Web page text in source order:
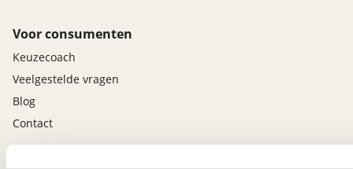
Voor consumenten
Keuzecoach
Veelgestelde vragen
Blog
Contact